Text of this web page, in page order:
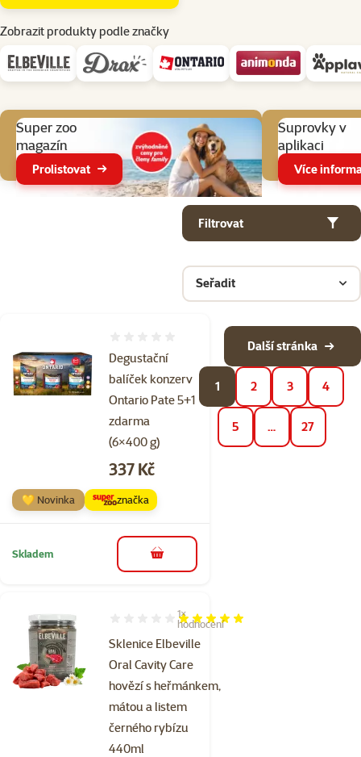
Zobrazit produkty podle značky
Super zoo
magazín
Prolistovat
Suprovky v
aplikaci
Více
Filtrovat
Seřadit
Produkty v kategorii Konzervy a kapsičky pro psy
Degustační
balíček konzerv
Ontario Pate 5+1
zdarma
(6×400 g)
Cena
337 Kč
💛 Novinka značka
Skladem do košíku
Sklenice Elbeville
Oral Cavity Care
hovězí s heřmánkem,
mátou a listem
černého rybízu
440ml
Hodnocení 100%, počet hodnocení: 1
1×
hodnocení
1 2 3 4
5 … 27
Další stránka